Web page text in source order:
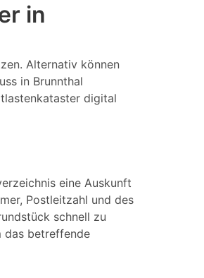
in
Alternativ können
in Brunnthal
digital
eine Auskunft
Postleitzahl und des
schnell zu
das betreffende